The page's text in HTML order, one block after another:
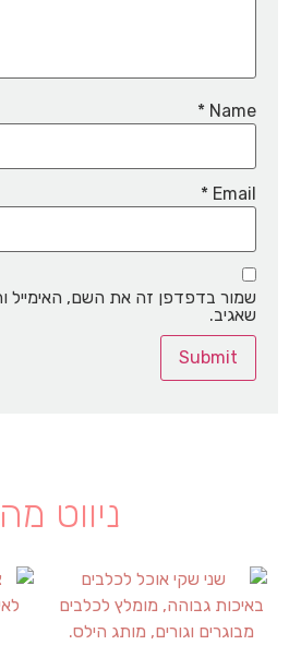
Name
*
Email
*
שמור בדפדפן זה את השם, האימייל
שאגיב.
ניווט